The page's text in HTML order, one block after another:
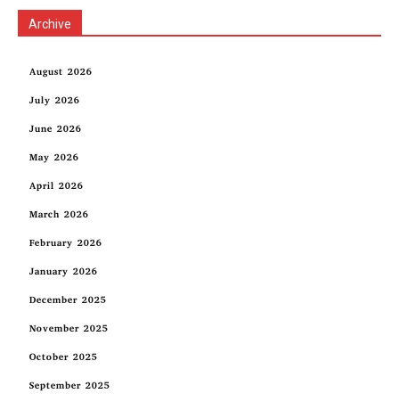
Archive
August 2026
July 2026
June 2026
May 2026
April 2026
March 2026
February 2026
January 2026
December 2025
November 2025
October 2025
September 2025